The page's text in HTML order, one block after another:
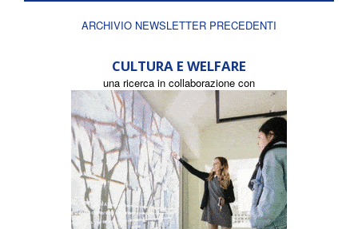
ARCHIVIO NEWSLETTER PRECEDENTI
CULTURA E WELFARE
una ricerca in collaborazione con